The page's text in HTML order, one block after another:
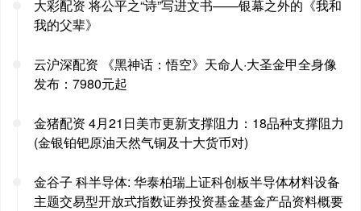
大彩配资 将公平之“诗”写进文书——银幕之外的《我和
我的父辈》
云沪深配资 《黑神话：悟空》天命人·大圣金甲全身像
发布：7980元起
金猪配资 4月21日美市更新支撑阻力：18品种支撑阻力
(金银铂钯原油天然气铜及十大货币对)
金谷子 科半导体: 华泰柏瑞上证科创板半导体材料设备
主题交易型开放式指数证券投资基金基金产品资料概要